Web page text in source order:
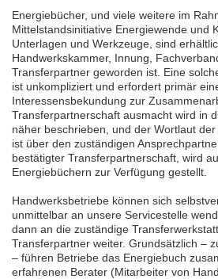
Energiebücher, und viele weitere im
Mittelstandsinitiative Energiewende und
Unterlagen und Werkzeuge, sind
Handwerkskammer, Innung,
Transferpartner geworden ist. Eine
ist unkompliziert und erfordert primär
Interessensbekundung zur
Transferpartnerschaft ausmacht wird in
näher beschrieben, und der Wortlaut
ist über den zuständigen
bestätigter Transferpartnerschaft, wird
Energiebüchern zur Verfügung gestellt.
Handwerksbetriebe können sich
unmittelbar an unsere Servicestelle
dann an die zuständige
Transferpartner weiter. Grundsätzlich –
– führen Betriebe das Energiebuch
erfahrenen Berater (Mitarbeiter von